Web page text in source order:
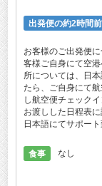
出発便の約2時間前
お客様のご出発便
客様ご自身にて空
所については、日
たら、ご自身にて
し航空便チェック
お渡しした日程表
日本語にてサポート
食事 なし